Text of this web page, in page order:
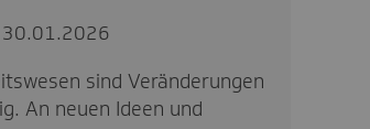
30.01.2026
sind Veränderungen
An neuen Ideen und